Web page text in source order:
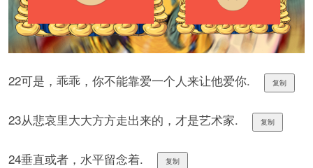
22可是，乖乖，你不能靠爱一个人来让他爱你. 复制
23从悲哀里大大方方走出来的，才是艺术家. 复制
24垂直或者，水平留念着. 复制